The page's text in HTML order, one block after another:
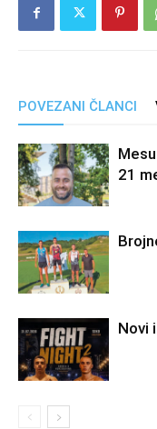
POVEZANI ČLANCI
21
Novi